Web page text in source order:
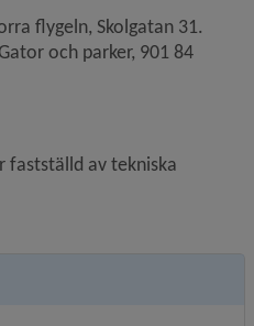
flygeln, Skolgatan 31.
och parker, 901 84
fastställd av tekniska